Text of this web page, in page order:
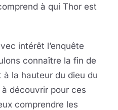
à qui Thor est
intérêt l’enquête
connaître la fin de
à la hauteur du dieu du
découvrir pour ces
comprendre les